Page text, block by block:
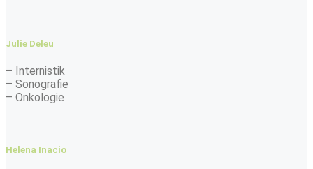
Julie Deleu
– Internistik
– Sonografie
– Onkologie
Helena Inacio